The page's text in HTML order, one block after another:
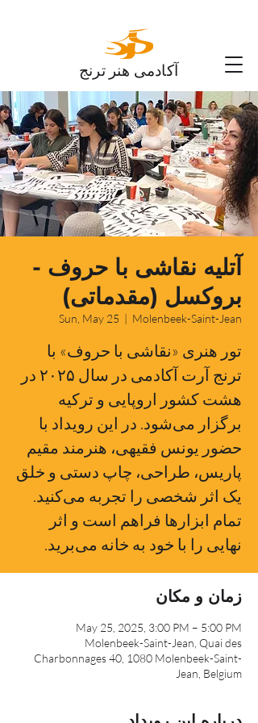
آکادمی هنر ترنج
آتلیه نقاشی با حروف -
بروکسل (مقدماتی)
Sun, May 25
  |
Molenbeek-Saint-Jean
تور هنری «نقاشی با حروف» با
ترنج آرت آکادمی در سال ۲۰۲۵ در
هشت کشور اروپایی و ترکیه
برگزار می‌شود. در این رویداد با
حضور یونس فقیهی، هنرمند مقیم
پاریس، طراحی، چاپ دستی و خلق
یک اثر شخصی را تجربه می‌کنید.
تمام ابزارها فراهم است و اثر
نهایی را با خود به خانه می‌برید.
زمان و مکان
May 25, 2025, 3:00 PM – 5:00 PM
Molenbeek-Saint-Jean, Quai des
Charbonnages 40, 1080 Molenbeek-Saint-
Jean, Belgium